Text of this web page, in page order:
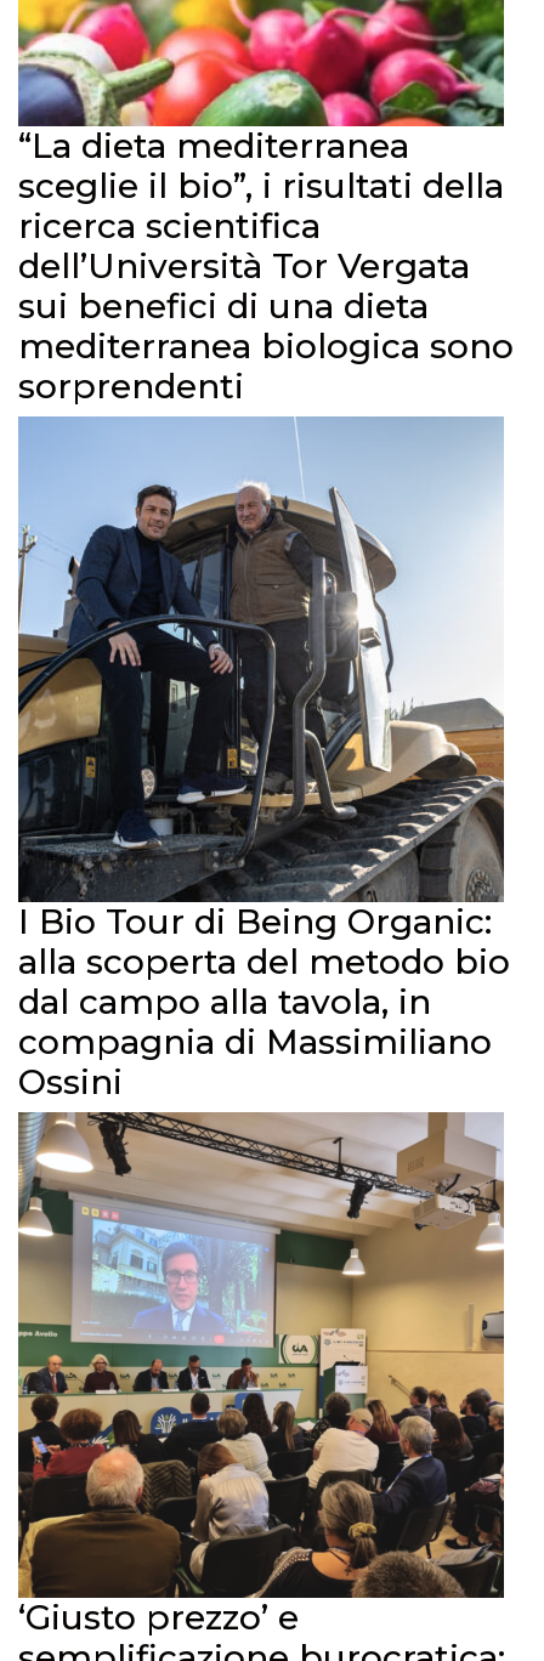
“La dieta mediterranea
sceglie il bio”, i risultati della
ricerca scientifica
dell’Università Tor Vergata
sui benefici di una dieta
mediterranea biologica sono
sorprendenti
I Bio Tour di Being Organic:
alla scoperta del metodo bio
dal campo alla tavola, in
compagnia di Massimiliano
Ossini
‘Giusto prezzo’ e